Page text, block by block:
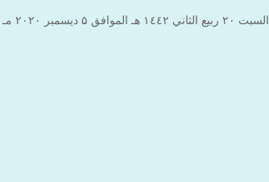
السبت ۲۰ ربيع الثاني ۱٤٤۲ هـ الموافق ۵ ديسمبر ۲۰۲۰ مـ |